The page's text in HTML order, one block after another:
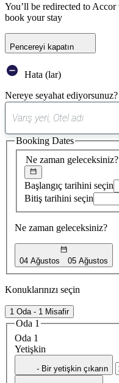
You’ll be redirected to
book your stay
Pencereyi kapatın
Hata (lar)
Nereye seyahat ediyorsunuz?
Ne zaman geleceksiniz?
Başlangıç tarihini seçin
Bitiş tarihini seçin
Ne zaman geleceksiniz?
04 Ağustos 05 Ağustos
Booking Dates
Konuklarınızı seçin
1 Oda - 1 Misafir
Oda 1
Oda 1
Yetişkin
- Bir yetişkin çıkarın